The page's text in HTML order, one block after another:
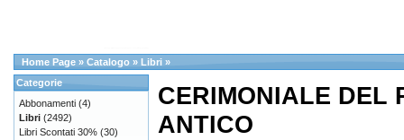
Home Page » Catalogo » Libri »
CERIMONIALE DEL
ANTICO
Categorie
Abbonamenti (4)
Libri (2492)
Libri Scontati 30% (30)